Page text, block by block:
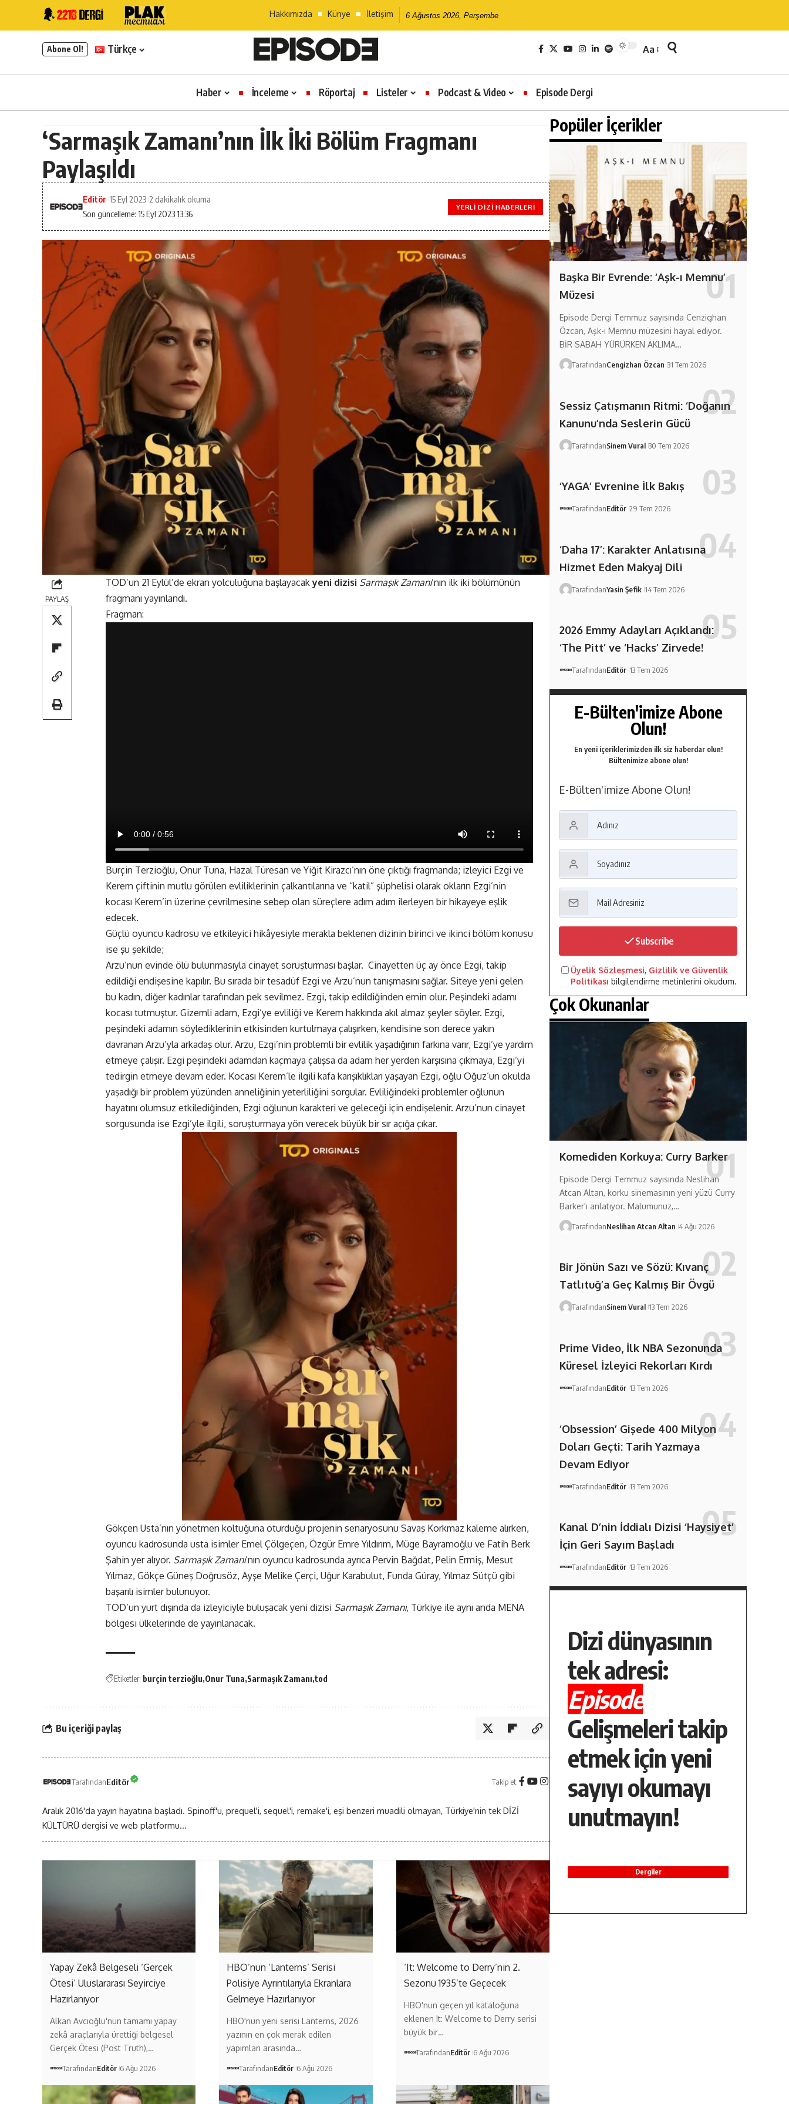
Hakkımızda Künye İletişim 6 Ağustos 2026, Perşembe
Abone Ol! Türkçe Aa
Haber İnceleme Röportaj Listeler Podcast & Video Episode Dergi
‘Sarmaşık Zamanı’nın İlk İki Bölüm Fragmanı
Paylaşıldı
Son güncelleme: 15 Eyl 2023 13:36
Editör 15 Eyl 2023 2 dakikalık okuma
YERLI DIZI HABERLERI
PAYLAŞ
TOD’un 21 Eylül’de ekran yolculuğuna başlayacakyeni dizisi Sarmaşık Zamanı’nın ilk iki bölümünün
fragmanı yayınlandı.
Fragman:
Burçin Terzioğlu, Onur Tuna, Hazal Türesan ve Yiğit Kirazcı’nın öne çıktığı fragmanda; izleyici Ezgi ve
Kerem çiftinin mutlu görülen evliliklerinin çalkantılarına ve “katil” şüphelisi olarak okların Ezgi’nin
kocası Kerem’in üzerine çevrilmesine sebep olan süreçlere adım adım ilerleyen bir hikayeye eşlik
edecek.
Güçlü oyuncu kadrosu ve etkileyici hikâyesiyle merakla beklenen dizinin birinci ve ikinci bölüm konusu
ise şu şekilde;
Arzu’nun evinde ölü bulunmasıyla cinayet soruşturması başlar. Cinayetten üç ay önce Ezgi, takip
edildiği endişesine kapılır. Bu sırada bir tesadüf Ezgi ve Arzu’nun tanışmasını sağlar. Siteye yeni gelen
bu kadın, diğer kadınlar tarafından pek sevilmez. Ezgi, takip edildiğinden emin olur. Peşindeki adamı
kocası tutmuştur. Gizemli adam, Ezgi’ye evliliği ve Kerem hakkında akıl almaz şeyler söyler. Ezgi,
peşindeki adamın söylediklerinin etkisinden kurtulmaya çalışırken, kendisine son derece yakın
davranan Arzu’yla arkadaş olur. Arzu, Ezgi’nin problemli bir evlilik yaşadığının farkına varır, Ezgi’ye yardım
etmeye çalışır. Ezgi peşindeki adamdan kaçmaya çalışsa da adam her yerden karşısına çıkmaya, Ezgi’yi
tedirgin etmeye devam eder. Kocası Kerem’le ilgili kafa karışıklıkları yaşayan Ezgi, oğlu Oğuz’un okulda
yaşadığı bir problem yüzünden anneliğinin yeterliliğini sorgular. Evliliğindeki problemler oğlunun
hayatını olumsuz etkilediğinden, Ezgi oğlunun karakteri ve geleceği için endişelenir. Arzu’nun cinayet
sorgusunda ise Ezgi’yle ilgili, soruşturmaya yön verecek büyük bir sır açığa çıkar.
Gökçen Usta’nın yönetmen koltuğuna oturduğu projenin senaryosunu Savaş Korkmaz kaleme alırken,
oyuncu kadrosunda usta isimler Emel Çölgeçen, Özgür Emre Yıldırım, Müge Bayramoğlu ve Fatih Berk
Şahin yer alıyor. Sarmaşık Zamanı’nın oyuncu kadrosunda ayrıca Pervin Bağdat, Pelin Ermiş, Mesut
Yılmaz, Gökçe Güneş Doğrusöz, Ayşe Melike Çerçi, Uğur Karabulut, Funda Güray, Yılmaz Sütçü gibi
başarılı isimler bulunuyor.
TOD’un yurt dışında da izleyiciyle buluşacak yeni dizisi Sarmaşık Zamanı, Türkiye ile aynı anda MENA
bölgesi ülkelerinde de yayınlanacak.
Etiketler: burçin terzioğlu Onur Tuna Sarmaşık Zamanı tod
Bu içeriği paylaş
TarafındanEditör Takip et:
Aralık 2016'da yayın hayatına başladı. Spinoff'u, prequel'i, sequel'i, remake'i, eşi benzeri muadili olmayan, Türkiye'nin tek DİZİ
KÜLTÜRÜ dergisi ve web platformu...
Yapay Zekâ Belgeseli ‘Gerçek
Ötesi’ Uluslararası Seyirciye
Hazırlanıyor
Alkan Avcıoğlu'nun tamamı yapay
zekâ araçlarıyla ürettiği belgesel
Gerçek Ötesi (Post Truth),…
TarafındanEditör 6 Ağu 2026
HBO’nun ‘Lanterns’ Serisi
Polisiye Ayrıntılarıyla Ekranlara
Gelmeye Hazırlanıyor
HBO'nun yeni serisi Lanterns, 2026
yazının en çok merak edilen
yapımları arasında…
TarafındanEditör 6 Ağu 2026
‘It: Welcome to Derry’nin 2.
Sezonu 1935’te Geçecek
HBO'nun geçen yıl kataloğuna
eklenen It: Welcome to Derry serisi
büyük bir…
TarafındanEditör 6 Ağu 2026
Popüler İçerikler
Başka Bir Evrende: ‘Aşk-ı Memnu’
Müzesi
Episode Dergi Temmuz sayısında Cenzighan
Özcan, Aşk-ı Memnu müzesini hayal ediyor.
BİR SABAH YÜRÜRKEN AKLIMA…
TarafındanCengizhan Özcan 31 Tem 2026
Sessiz Çatışmanın Ritmi: ‘Doğanın
Kanunu’nda Seslerin Gücü
TarafındanSinem Vural 30 Tem 2026
‘YAGA’ Evrenine İlk Bakış
TarafındanEditör 29 Tem 2026
‘Daha 17’: Karakter Anlatısına
Hizmet Eden Makyaj Dili
TarafındanYasin Şefik 14 Tem 2026
2026 Emmy Adayları Açıklandı:
‘The Pitt’ ve ‘Hacks’ Zirvede!
TarafındanEditör 13 Tem 2026
E-Bülten'imize Abone
Olun!
En yeni içeriklerimizden ilk siz haberdar olun!
Bültenimize abone olun!
E-Bülten'imize Abone Olun!
Subscribe
Üyelik Sözleşmesi, Gizlilik ve Güvenlik
Politikası bilgilendirme metinlerini okudum.
Çok Okunanlar
Komediden Korkuya: Curry Barker
Episode Dergi Temmuz sayısında Neslihan
Atcan Altan, korku sinemasının yeni yüzü Curry
Barker'ı anlatıyor. Malumunuz,…
TarafındanNeslihan Atcan Altan 4 Ağu 2026
Bir Jönün Sazı ve Sözü: Kıvanç
Tatlıtuğ’a Geç Kalmış Bir Övgü
TarafındanSinem Vural 13 Tem 2026
Prime Video, İlk NBA Sezonunda
Küresel İzleyici Rekorları Kırdı
TarafındanEditör 13 Tem 2026
‘Obsession’ Gişede 400 Milyon
Doları Geçti: Tarih Yazmaya
Devam Ediyor
TarafındanEditör 13 Tem 2026
Kanal D’nin İddialı Dizisi ‘Haysiyet’
İçin Geri Sayım Başladı
TarafındanEditör 13 Tem 2026
Dizi dünyasının
tek adresi:
Episode
Gelişmeleri takip
etmek için yeni
sayıyı okumayı
unutmayın!
Dergiler